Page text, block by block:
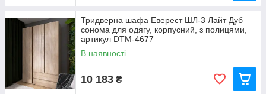
Тридверна шафа Еверест ШЛ-3 Лайт Дуб
сонома для одягу, корпусний, з полицями,
артикул DTM-4677
В наявності
10 183 ₴